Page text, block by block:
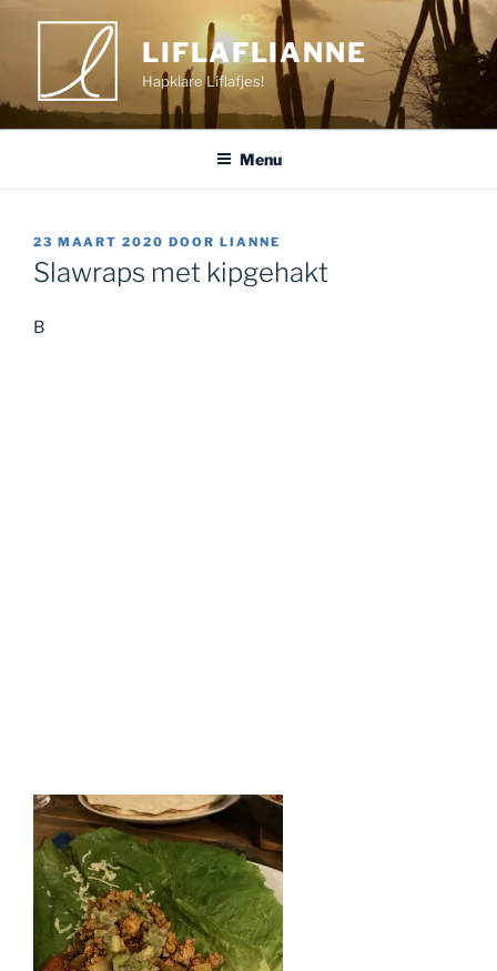
inhoud
LIFLAFLIANNE
Hapklare Liflafjes!
Menu
GEPLAATST
OP
23 MAART 2020 DOOR LIANNE
Slawraps met kipgehakt
B